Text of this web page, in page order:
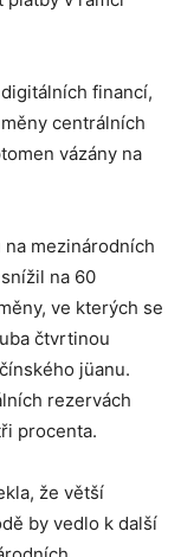
financí,
centrálních
vázány na
mezinárodních
na 60
ve kterých se
čtvrtinou
jüanu.
rezervách
procenta.
že větší
by vedlo k další